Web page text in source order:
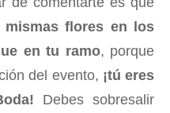
flores en los
en tu ramo, porque
del evento, ¡tú eres
Debes sobresalir